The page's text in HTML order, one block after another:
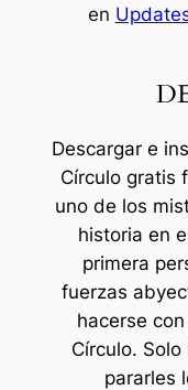
en
Descargar e
Círculo gratis
uno de los
historia en
primera
fuerzas
hacerse
Círculo.
pararles